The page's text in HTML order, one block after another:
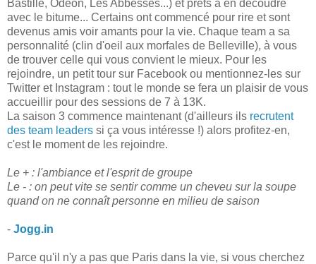
Bastille, Odéon, Les Abbesses...) et prêts à en découdre
avec le bitume... Certains ont commencé pour rire et sont
devenus amis voir amants pour la vie. Chaque team a sa
personnalité (clin d'oeil aux morfales de Belleville), à vous
de trouver celle qui vous convient le mieux. Pour les
rejoindre, un petit tour sur Facebook ou mentionnez-les sur
Twitter et Instagram : tout le monde se fera un plaisir de vous
accueillir pour des sessions de 7 à 13K.
La saison 3 commence maintenant (d'ailleurs ils recrutent
des team leaders si ça vous intéresse !) alors profitez-en,
c'est le moment de les rejoindre.
Le + : l'ambiance et l'esprit de groupe
Le - : on peut vite se sentir comme un cheveu sur la soupe
quand on ne connaît personne en milieu de saison
- Jogg.in
Parce qu'il n'y a pas que Paris dans la vie, si vous cherchez